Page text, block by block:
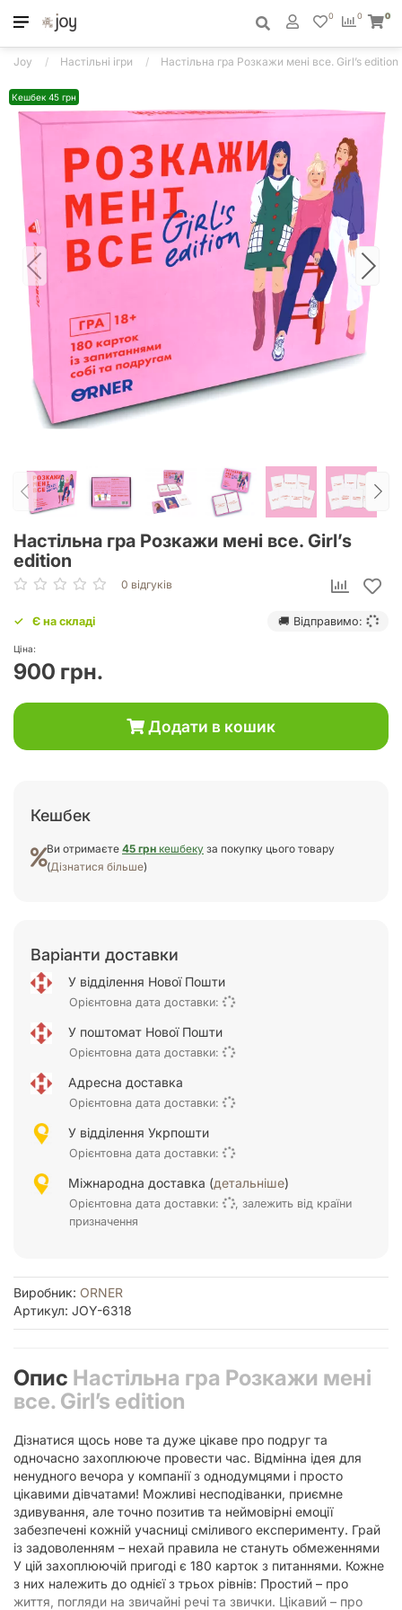
0
0 0
Joy Настільні ігри Настільна гра Розкажи мені все. Girl’s edition
Кешбек 45 грн
Настільна гра Розкажи мені все. Girl’s
edition
0 відгуків
Є на складі 🚚 Відправимо:
Ціна:
900 грн.
Додати в кошик
Кешбек
Ви отримаєте 45 грн кешбеку за покупку цього товару
(Дізнатися більше)
Варіанти доставки
У відділення Нової Пошти
Орієнтовна дата доставки:
У поштомат Нової Пошти
Орієнтовна дата доставки:
Адресна доставка
Орієнтовна дата доставки:
У відділення Укрпошти
Орієнтовна дата доставки:
Міжнародна доставка (детальніше)
Орієнтовна дата доставки:
, залежить від країни
призначення
Виробник: ORNER
Артикул: JOY-6318
Опис Настільна гра Розкажи мені
все. Girl’s edition
Дізнатися щось нове та дуже цікаве про подруг та
одночасно захоплююче провести час. Відмінна ідея для
ненудного вечора у компанії з однодумцями і просто
цікавими дівчатами! Можливі несподіванки, приємне
здивування, але точно позитив та неймовірні емоції
забезпечені кожній учасниці сміливого експерименту. Грай
із задоволенням – нехай правила не стануть обмеженнями
У цій захоплюючій пригоді є 180 карток з питаннями. Кожне
з них належить до однієї з трьох рівнів: Простий – про
життя, погляди на звичайні речі та звички. Цікавий – про